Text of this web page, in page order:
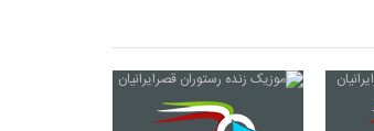
غذای سنتی ایرانی مخصوص کافه رستوران
قصرایرانیان